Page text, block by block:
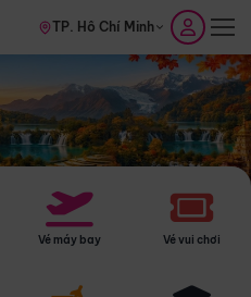
TP. Hồ Chí Minh
Vé máy bay Vé vui chơi